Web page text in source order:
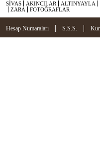
SİVAS AKINCILAR ALTINYAYLA
ZARA
FOTOĞRAFLAR
Hesap Numaraları | S.S.S. |